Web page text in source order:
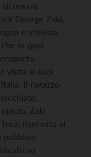
George Zaki,
e attivista
in quel
visita ai suoi
Il ragazzo
Zaki
riservato ai
pubblico
su